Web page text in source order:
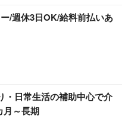
/週休3日OK/給料前払いあ
・日常生活の補助中心で介
月～長期